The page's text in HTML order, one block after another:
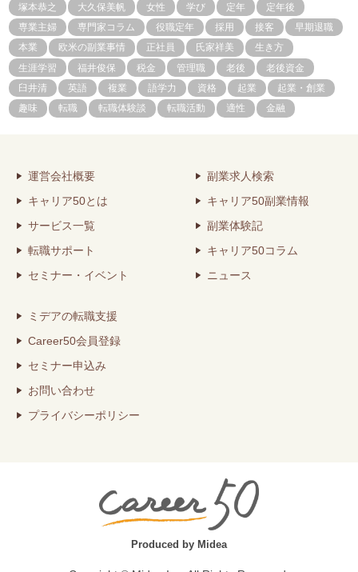
塚本恭之
大久保美帆 女性 学び 定年
定年後
専業主婦
専門家コラム 役職定年 採用 接客
早期退職
本業
欧米の副業事情 正社員 氏家祥美
生き方
生涯学習
福井俊保 税金 管理職 老後
老後資金
臼井清
英語 複業 語学力 資格 起業
起業・創業
趣味
転職 転職体験談 転職活動 適性 金融
運営会社概要
キャリア50とは
サービス一覧
転職サポート
セミナー・イベント
副業求人検索
キャリア50副業情報
副業体験記
キャリア50コラム
ニュース
ミデアの転職支援
Career50会員登録
セミナー申込み
お問い合わせ
プライバシーポリシー
Produced by Midea